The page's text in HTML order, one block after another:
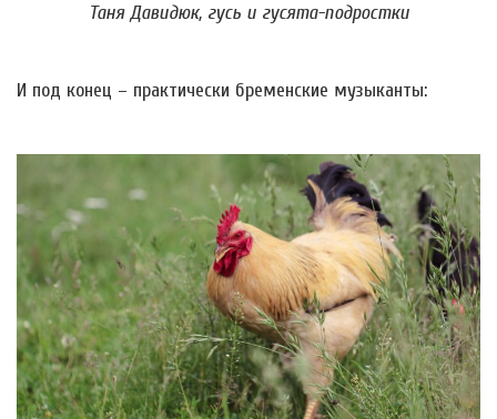
Таня Давидюк, гусь и гусята-подростки
И под конец – практически бременские музыканты: